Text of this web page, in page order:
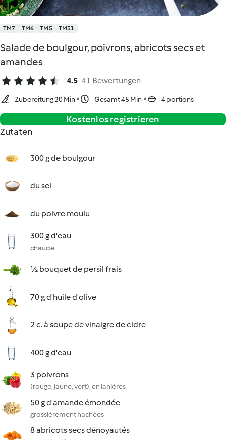
TM7 TM6 TM5 TM31
Salade de boulgour, poivrons, abricots secs et
amandes
4.5 41 Bewertungen
Zubereitung 20 Min Gesamt 45 Min 4 portions
Kostenlos registrieren
Zutaten
300 g de boulgour
du sel
du poivre moulu
300 g d'eau
chaude
½ bouquet de persil frais
70 g d'huile d'olive
2 c. à soupe de vinaigre de cidre
400 g d'eau
3 poivrons
(rouge, jaune, vert), en lanières
50 g d'amande émondée
grossièrement hachées
8 abricots secs dénoyautés